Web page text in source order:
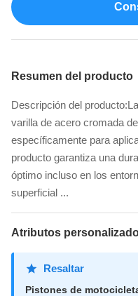
Resumen del producto
Descripción del
varilla de acero cromada
específicamente para
producto garantiza una
óptimo incluso en los
superficial ...
Atributos
Resaltar
Pistones de